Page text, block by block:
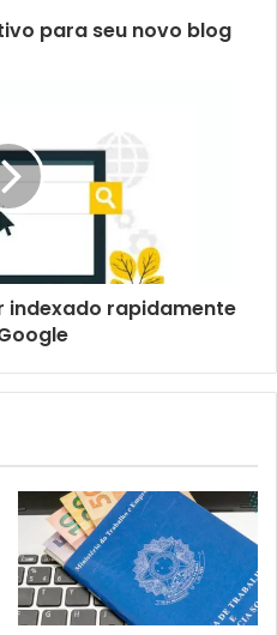
para seu novo blog
indexado rapidamente